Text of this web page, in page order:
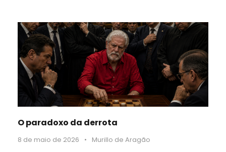
O paradoxo da derrota
8 de maio de 2026 • Murillo de Aragão